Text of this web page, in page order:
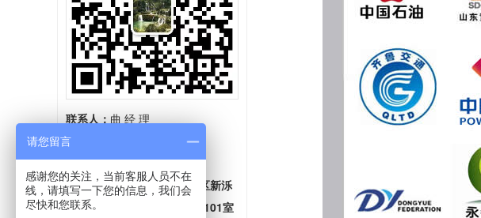
联系人： 曲 经 理
手 机：18866811611
电 话：400-7181-156
地 址：山东省济南市高新区新泺
大街1666号齐盛广场2号楼2101室
请您留言
感谢您的关注，当前客服人员不在
线，请填写一下您的信息，我们会
尽快和您联系。